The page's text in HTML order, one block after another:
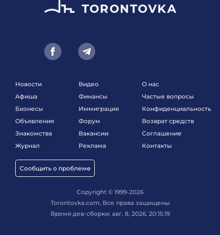
Новости
Афиша
Бизнесы
Объявления
Знакомства
Журнал
Сообщить о проблеме
Видео
Финансы
Иммиграция
Форум
Вакансии
Реклама
О нас
Частые вопросы
Конфиденциальность
Возврат средств
Соглашение
Контакты
Copyright © 1999-2026
Torontovka.com, Все права защищены
Время дев-сборки: авг. 8, 2026, 20:15:19